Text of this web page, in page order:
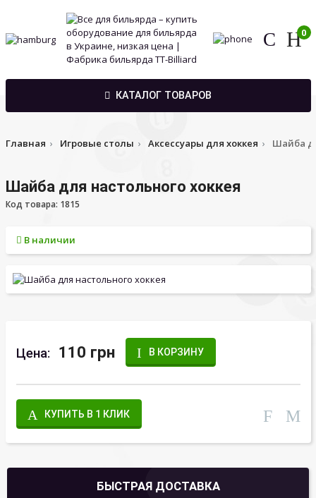
0
КАТАЛОГ ТОВАРОВ
Главная Игровые столы Аксессуары для хоккея Шайба
Шайба для настольного хоккея
Код товара: 1815
В наличии
Цена: 110 грн В КОРЗИНУ
КУПИТЬ В 1 КЛИК
БЫСТРАЯ ДОСТАВКА